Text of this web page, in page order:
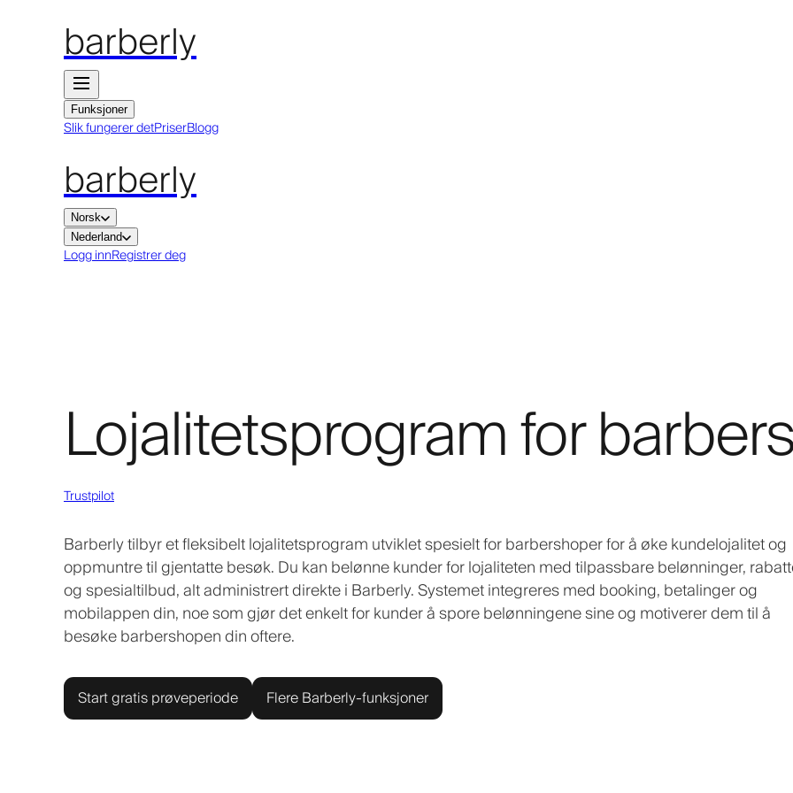
barberly
Funksjoner
Slik fungerer detPriserBlogg
barberly
Norsk
Nederland
Logg innRegistrer deg
Lojalitetsprogram for
Trustpilot
Barberly tilbyr et fleksibelt lojalitetsprogram utviklet spesielt for barbershoper for å øke kundelojalitet og
oppmuntre til gjentatte besøk. Du kan belønne kunder for lojaliteten med tilpassbare belønninger,
og spesialtilbud, alt administrert direkte i Barberly. Systemet integreres med booking, betalinger og
mobilappen din, noe som gjør det enkelt for kunder å spore belønningene sine og motiverer dem til å
besøke barbershopen din oftere.
Start gratis prøveperiode Flere Barberly-funksjoner